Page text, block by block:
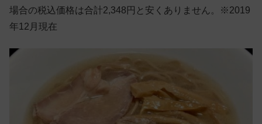
場合の税込価格は合計2,348円と安くありません。※2019
年12月現在